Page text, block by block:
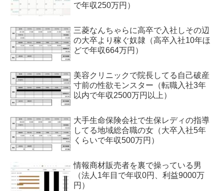
で年収250万円）
三菱なんちゃらに高卒で入社しその辺
の大卒より稼ぐ奴隷（高卒入社10年ほ
どで年収664万円）
美容クリニックで院長してる自己破産
寸前の性欲モンスター（転職入社3年
以内で年収2500万円以上）
大手生命保険会社で生保レディの指導
してる地域総合職の女（大卒入社5年
くらいで年収500万円）
情報商材販売者を裏で操っている男
（法人1年目で年収0円、利益9000万
円）